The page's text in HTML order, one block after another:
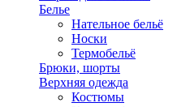
Белье
Нательное бельё
Носки
Термобельё
Брюки, шорты
Верхняя одежда
Костюмы